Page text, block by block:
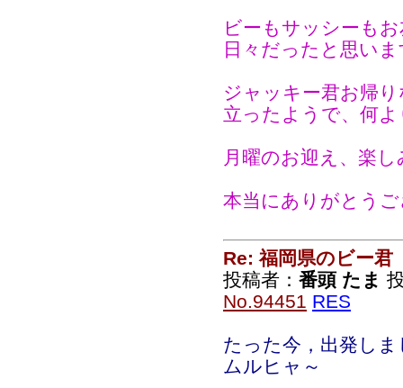
ビーもサッシーも
日々だったと思い
ジャッキー君お帰
立ったようで、何
月曜のお迎え、楽
本当にありがとう
Re: 福岡県のビー君
投稿者： 番頭 たま
No.94451 RES
たった今，出発しま
ムルヒャ～